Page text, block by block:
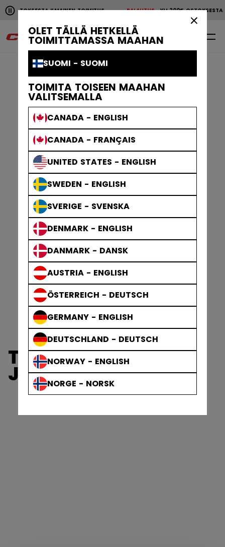
OLET TÄLLÄ HETKELLÄ
TOIMITTAMASSA MAAHAN
SUOMI - SUOMI
TOIMITA TOISEEN MAAHAN
VALITSEMALLA
CANADA - ENGLISH
CANADA - FRANÇAIS
UNITED STATES - ENGLISH
SWEDEN - ENGLISH
SVERIGE - SVENSKA
DENMARK - ENGLISH
DANMARK - DANSK
AUSTRIA - ENGLISH
ÖSTERREICH - DEUTSCH
GERMANY - ENGLISH
DEUTSCHLAND - DEUTSCH
NORWAY - ENGLISH
NORGE - NORSK
Pause the horizontal scroll animation.
OSTOKSESTA ILMAINEN TOIMITUSPALAUTUS YLI 200€
YLI 200€ OSTOKSESTA ILMAINEN TOIMITUS
TUOMARIN SUOJAT
JA VAATTEET